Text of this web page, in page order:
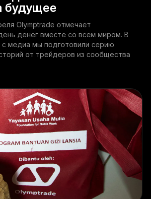
будущее
Olymptrade отмечает
денег вместе со всем миром. В
медиа мы подготовили серию
от трейдеров из сообщества